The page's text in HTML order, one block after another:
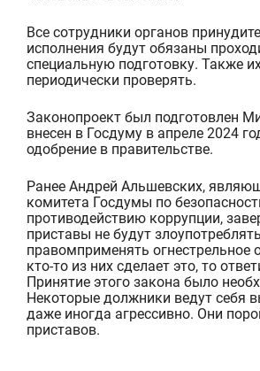
Всесотрудники органов
исполнения будут обязаны
специальную подготовку. Также
периодически проверять.
Законопроект был подготовлен
внесен в Госдуму в апреле 2024
одобрение в правительстве.
Ранее Андрей Альшевских,
комитета Госдумы по
противодействию коррупции,
приставы не будут злоупотреблять
правомприменять огнестрельное
кто-то из них сделает это, то
Принятие этогозакона было
Некоторыедолжники ведут себя
даже иногда агрессивно. Они
приставов.